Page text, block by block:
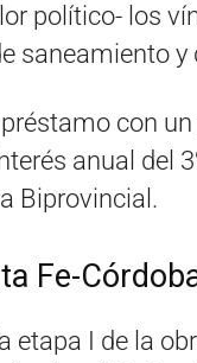
político- los
saneamiento y
con
anual del
Biprovincial.
Fe-
etapa I de la